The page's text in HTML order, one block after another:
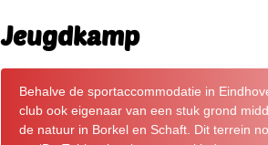
Jeugdkamp
Behalve de sportaccommodatie in
club ook eigenaar van een stuk grond
de natuur in Borkel en Schaft. Dit terrein